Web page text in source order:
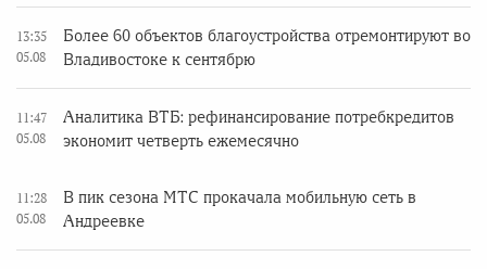
13:35
05.08
Более 60 объектов благоустройства отремонтируют во
Владивостоке к сентябрю
11:47
05.08
Аналитика ВТБ: рефинансирование потребкредитов
экономит четверть ежемесячно
11:28
05.08
В пик сезона МТС прокачала мобильную сеть в
Андреевке